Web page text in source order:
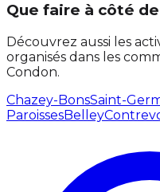
Que faire à côté
Découvrez aussi les
organisés dans les
Condon.
Chazey-BonsSaint-
ParoissesBelley